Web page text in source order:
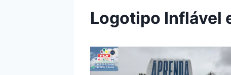
Logotipo Inflável